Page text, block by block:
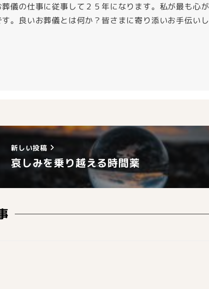
儀の仕事に従事して２５年になります。私が最も心が
。良いお葬儀とは何か？皆さまに寄り添いお手伝いし
新しい投稿
哀しみを乗り越える時間薬